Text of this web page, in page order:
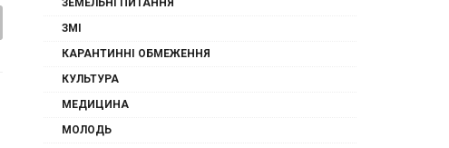
ЗЕМЕЛЬНІ ПИТАННЯ
ЗМІ
КАРАНТИННІ ОБМЕЖЕННЯ
КУЛЬТУРА
МЕДИЦИНА
МОЛОДЬ